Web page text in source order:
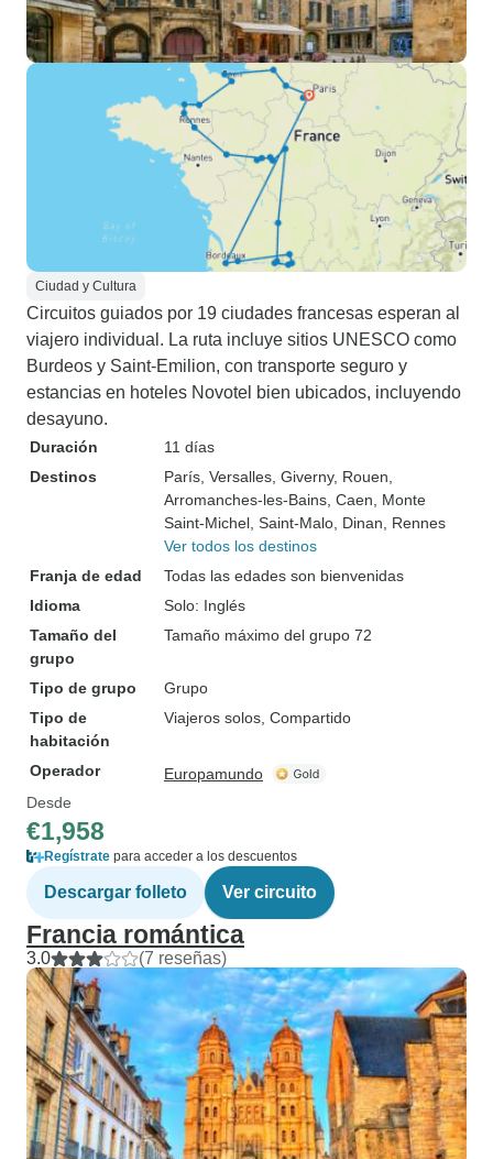
Ciudad y Cultura
Circuitos guiados por 19 ciudades francesas esperan al
viajero individual. La ruta incluye sitios UNESCO como
Burdeos y Saint-Emilion, con transporte seguro y
estancias en hoteles Novotel bien ubicados, incluyendo
desayuno.
Duración
11 días
Destinos
París , Versalles , Giverny, Rouen
Arromanches-les-Bains , Caen , Monte
Saint-Michel , Saint-Malo , Dinan , Rennes
Ver todos los destinos
Franja de edad
Todas las edades son bienvenidas
Idioma
Solo: Inglés
Tamaño del
grupo
Tamaño máximo del grupo 72
Tipo de grupo
Grupo
Tipo de
habitación
Viajeros solos, Compartido
Operador
Europamundo
Desde
€1,958
Regístrate para acceder a los descuentos
Descargar folleto Ver circuito
Francia romántica
3.0 (7 reseñas)